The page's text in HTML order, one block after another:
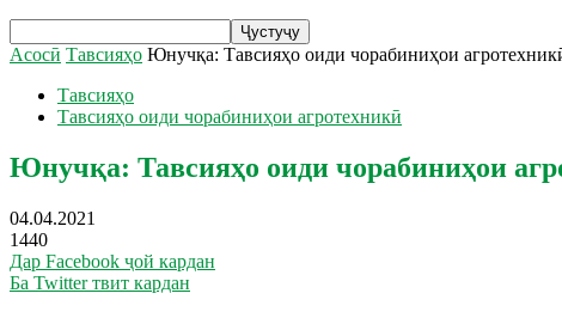
Асосӣ Тавсияҳо Юнучқа: Тавсияҳо оиди чорабиниҳои
Тавсияҳо
Тавсияҳо оиди чорабиниҳои агротехникӣ
Юнучқа: Тавсияҳо оиди чорабиниҳои
04.04.2021
1440
Дар Facebook ҷой кардан
Ба Twitter твит кардан